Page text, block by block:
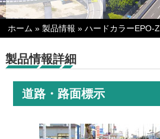
ホーム »製品情報 »ハードカラーEPO-Z
製品情報詳細
道路・路面標示